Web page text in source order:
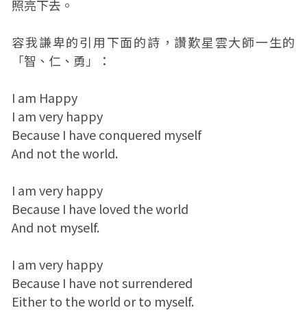
照亮下去。
容我謙卑的引用下面的詩，讚歎星雲大師一生的
「智、仁、勇」：
I am Happy
I am very happy
Because I have conquered myself
And not the world.
I am very happy
Because I have loved the world
And not myself.
I am very happy
Because I have not surrendered
Either to the world or to myself.